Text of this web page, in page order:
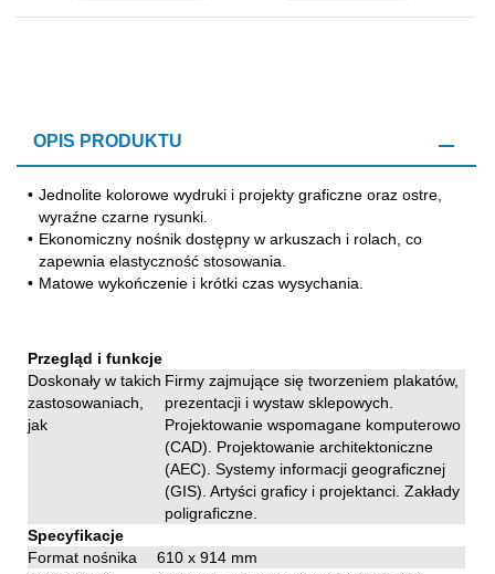
OPIS PRODUKTU
• Jednolite kolorowe wydruki i projekty graficzne oraz ostre,
wyraźne czarne rysunki.
• Ekonomiczny nośnik dostępny w arkuszach i rolach, co
zapewnia elastyczność stosowania.
• Matowe wykończenie i krótki czas wysychania.
Przegląd i funkcje
Doskonały w takich
zastosowaniach,
jak
Firmy zajmujące się tworzeniem plakatów,
prezentacji i wystaw sklepowych.
Projektowanie wspomagane komputerowo
(CAD). Projektowanie architektoniczne
(AEC). Systemy informacji geograficznej
(GIS). Artyści graficy i projektanci. Zakłady
poligraficzne.
Specyfikacje
Format nośnika
610 x 914 mm